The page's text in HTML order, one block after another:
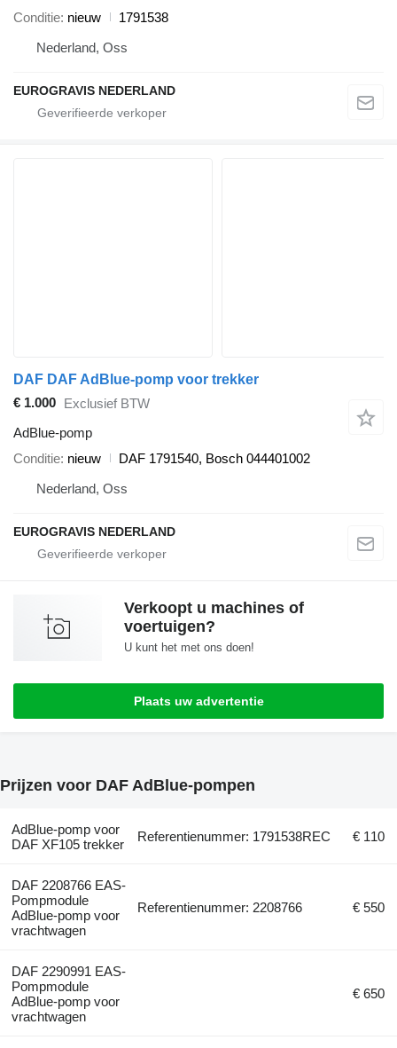
Conditie nieuw
1791538
Nederland, Oss
EUROGRAVIS NEDERLAND
DAF DAF AdBlue-pomp voor trekker
€ 1.000
Exclusief BTW
AdBlue-pomp
Conditie nieuw
DAF 1791540, Bosch 044401002
Nederland, Oss
EUROGRAVIS NEDERLAND
Verkoopt u machines of
voertuigen?
U kunt het met ons doen!
Plaats uw advertentie
Prijzen voor DAF AdBlue-pompen
AdBlue-pomp voor
DAF XF105 trekker
Referentienummer: 1791538REC € 110
DAF 2208766 EAS-
Pompmodule
AdBlue-pomp voor
vrachtwagen
Referentienummer: 2208766 € 550
DAF 2290991 EAS-
Pompmodule
AdBlue-pomp voor
vrachtwagen
€ 650